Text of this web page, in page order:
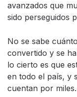
avanzados que
sido perseguidos
No se sabe
convertido y se
lo cierto es que
en todo el país, y
cuentan por miles.